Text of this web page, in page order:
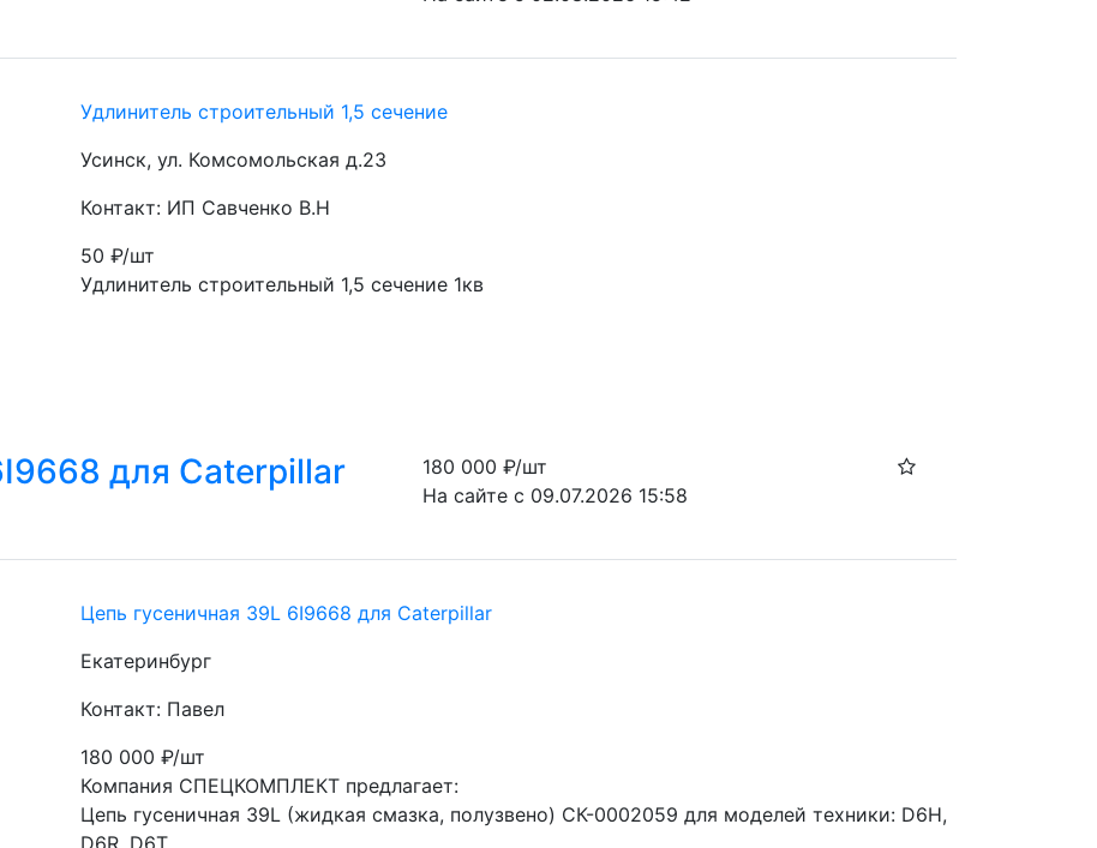
Удлинитель строительный 1,5 сечение
Усинск, ул. Комсомольская д.23
Контакт: ИП Савченко В.Н
50 ₽/шт
Удлинитель строительный 1,5 сечение 1кв
для Caterpillar 180 000 ₽/шт
На сайте с 09.07.2026 15:58
Цепь гусеничная 39L 6I9668 для Caterpillar
Екатеринбург
Контакт: Павел
180 000 ₽/шт
Компания СПЕЦКОМПЛЕКТ предлагает:
Цепь гусеничная 39L (жидкая смазка, полузвено) СК-0002059 для моделей техники: D6H,
D6R, D6T